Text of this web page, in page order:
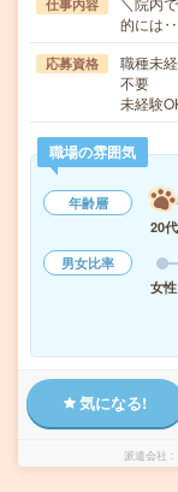
仕事内容
的には‥
応募資格
職種未
不要
未経験
職場の雰囲気
年齢層
20代
男女比率
女性
気になる!
派遣会社